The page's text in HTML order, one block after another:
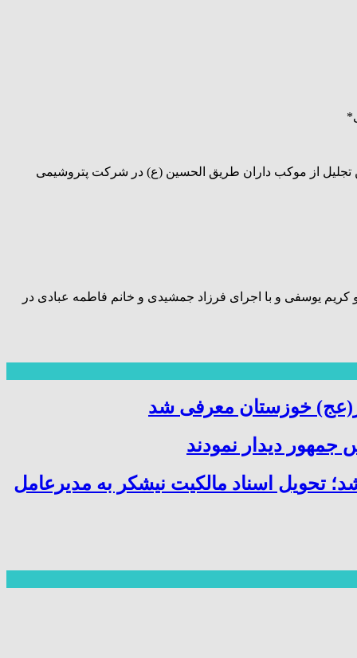
تجلیل از موکب داران طریق الحسین (ع) در شرکت پتروشیمی
یوسفی و با اجرای فرزاد جمشیدی و خانم فاطمه عبادی در
خوزستان معرفی شد
دیدار نمودند
تحویل اسناد مالکیت نیشکر به مدیرعامل